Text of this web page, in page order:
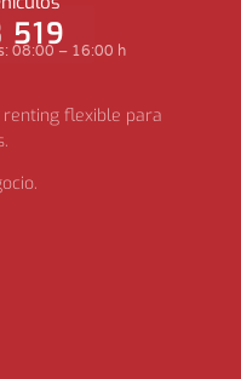
519
08:00 – 16:00 h
flexible para